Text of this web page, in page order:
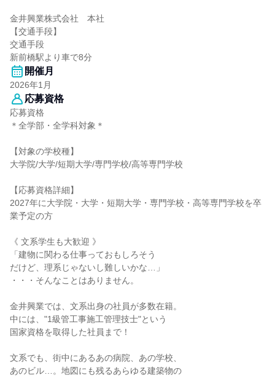
金井興業株式会社 本社
【交通手段】
交通手段
新前橋駅より車で8分
開催月
2026年1月
応募資格
応募資格
＊全学部・全学科対象＊
【対象の学校種】
大学院/大学/短期大学/専門学校/高等専門学校
【応募資格詳細】
2027年に大学院・大学・短期大学・専門学校・高等専門学校を卒
業予定の方
《 文系学生も大歓迎 》
「建物に関わる仕事っておもしろそう
だけど、理系じゃないし難しいかな…」
・・・そんなことはありません。
金井興業では、文系出身の社員が多数在籍。
中には、"1級管工事施工管理技士"という
国家資格を取得した社員まで！
文系でも、街中にあるあの病院、あの学校、
あのビル…。地図にも残るあらゆる建築物の